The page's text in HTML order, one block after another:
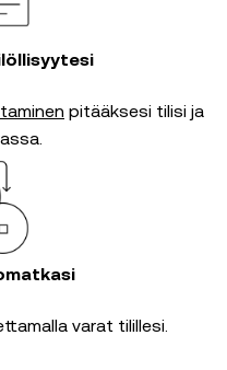
pitääksesi tilisi ja
varat tilillesi.